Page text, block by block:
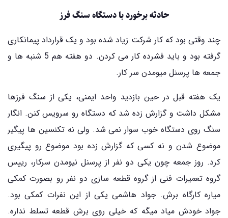
حادثه برخورد با دستگاه سنگ فرز
چند وقتی بود که کار شرکت زیاد شده بود و یک قرارداد پیمانکاری
گرفته بود و باید فشرده کار می کردن. دو هفته هم 5 شنبه ها و
جمعه ها پرسنل میومدن سر کار.
یک هفته قبل در حین بازدید واحد ایمنی، یکی از سنگ فرزها
مشکل داشت و گزارش زده شد که دستگاه رو سرویس کنن. انگار
سنگ روی دستگاه خوب سوار نمی شد. ولی نه تکنسین ها پیگیر
موضوع شدن و نه کسی که گزارش زده بود موضوع رو پیگیری
کرد. روز جمعه چون یکی دو نفر از پرسنل نیومدن سرکار، رییس
گروه تعمیرات فنی از گروه قطعه سازی دو نفر رو بصورت کمکی
میاره کارگاه برش. جواد هاشمی یکی از این نفرات کمکی بود.
جواد خودش میاد میگه که خیلی روی برش قطعه تسلط نداره.